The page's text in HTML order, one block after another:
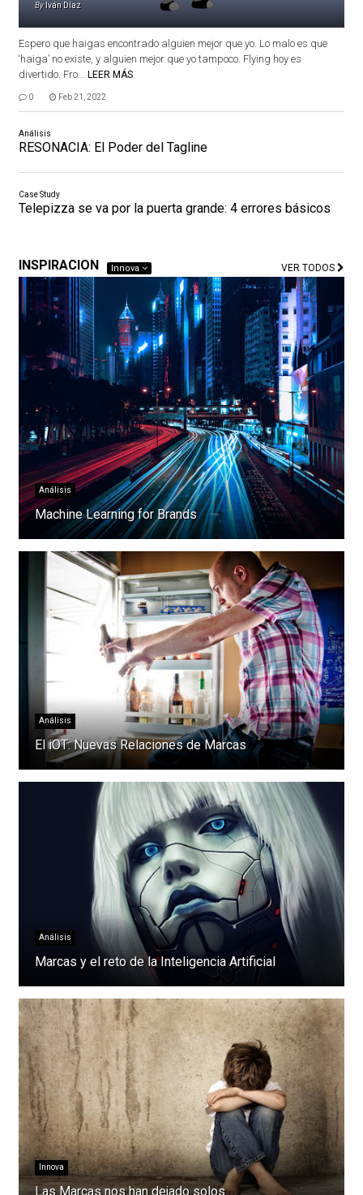
By Iván Díaz
Espero que haigas encontrado alguien mejor que yo. Lo malo es que
‘haiga’ no existe, y alguien mejor que yo tampoco. Flying hoy es
divertido. Fro... LEER MÁS
0 Feb 21, 2022
Análisis
RESONACIA: El Poder del Tagline
Case Study
Telepizza se va por la puerta grande: 4 errores básicos
INSPIRACION Innova VER TODOS
Análisis
Machine Learning for Brands
Análisis
El iOT: Nuevas Relaciones de Marcas
Análisis
Marcas y el reto de la Inteligencia Artificial
Innova
Las Marcas nos han dejado solos.